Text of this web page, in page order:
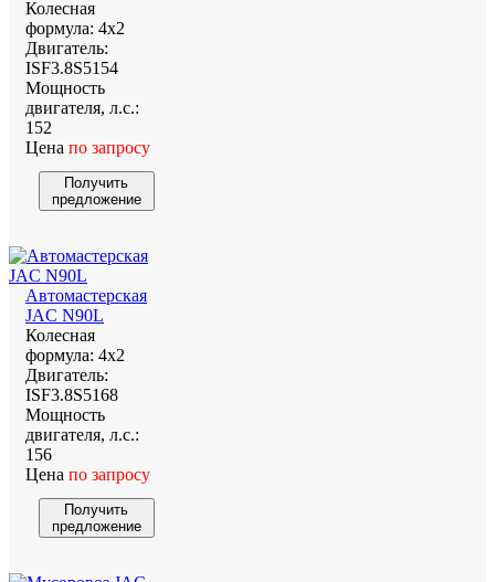
Колесная
формула: 4х2
Двигатель:
ISF3.8S5154
Мощность
двигателя, л.с.:
152
Цена по запросу
Получить
предложение
Автомастерская
JAC N90L
Колесная
формула: 4х2
Двигатель:
ISF3.8S5168
Мощность
двигателя, л.с.:
156
Цена по запросу
Получить
предложение